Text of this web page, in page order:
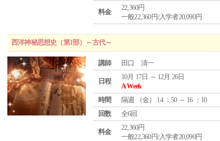
料金
22,360円
一般22,360円/入学者20,090円
西洋神秘思想史（第1部）～古代～
講師 田口 清一
日程
10月 17日 ～ 12月 26日
A Week
時間
隔週 （金） 14 ：50 ～ 16 ：10
回数
全6回
料金
22,360円
一般22,360円/入学者20,090円